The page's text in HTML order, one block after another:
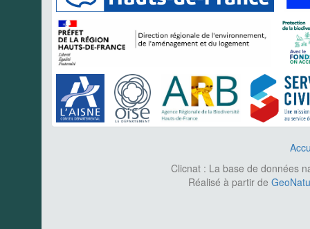
Clicnat : La base de données
Réalisé à partir de